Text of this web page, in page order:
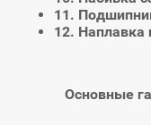
11.
12. Наплавка
Основные